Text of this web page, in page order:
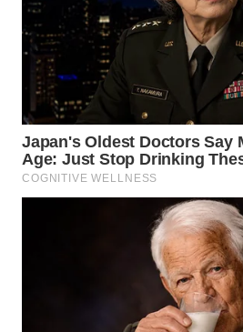
WN
NIAS
WN
LANGKAT
WN
TAPANULI
SELATAN